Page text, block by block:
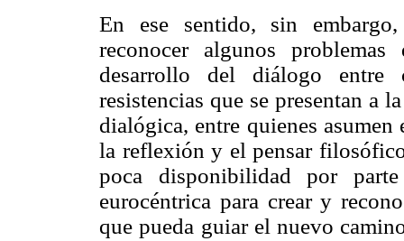
En ese sentido, sin
reconocer algunos
desarrollo del diálogo entre
resistencias que se presentan a
dialógica, entre quienes
la reflexión y el pensar
poca disponibilidad por
eurocéntrica para crear y
que pueda guiar el nuevo